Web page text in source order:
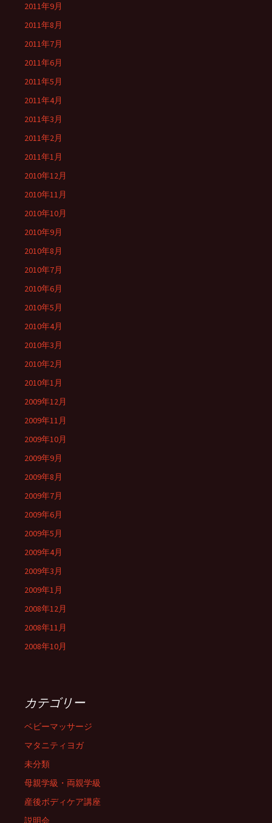
2011年9月
2011年8月
2011年7月
2011年6月
2011年5月
2011年4月
2011年3月
2011年2月
2011年1月
2010年12月
2010年11月
2010年10月
2010年9月
2010年8月
2010年7月
2010年6月
2010年5月
2010年4月
2010年3月
2010年2月
2010年1月
2009年12月
2009年11月
2009年10月
2009年9月
2009年8月
2009年7月
2009年6月
2009年5月
2009年4月
2009年3月
2009年1月
2008年12月
2008年11月
2008年10月
カテゴリー
ベビーマッサージ
マタニティヨガ
未分類
母親学級・両親学級
産後ボディケア講座
説明会